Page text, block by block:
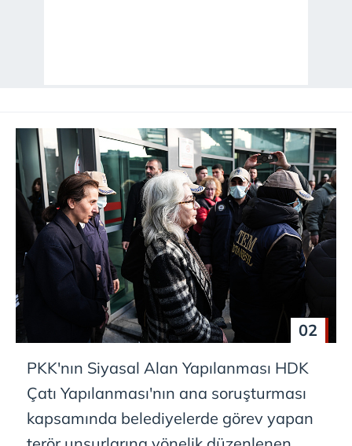
02
PKK'nın Siyasal Alan Yapılanması HDK
Çatı Yapılanması'nın ana soruşturması
kapsamında belediyelerde görev yapan